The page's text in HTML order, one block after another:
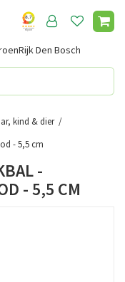
kind & dier
- 5,5 cm
Den Bosch
-
- 5,5 CM